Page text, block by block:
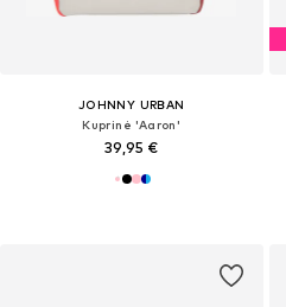
JOHNNY URBAN
Kuprinė 'Aaron'
39,95 €